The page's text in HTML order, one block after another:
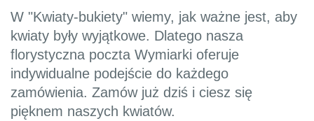
W "Kwiaty-bukiety" wiemy, jak ważne jest, aby
kwiaty były wyjątkowe. Dlatego nasza
florystyczna poczta Wymiarki oferuje
indywidualne podejście do każdego
zamówienia. Zamów już dziś i ciesz się
pięknem naszych kwiatów.